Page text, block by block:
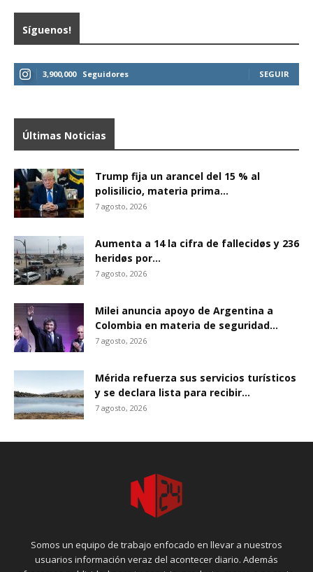
Síguenos!
3,900,000 Seguidores SEGUIR
Últimas Noticias
Trump fija un arancel del 15 % al
polisilicio, materia prima...
7 agosto, 2026
Aumenta a 14 la cifra de fallecidøs y 236
heridøs por...
7 agosto, 2026
Milei anuncia apoyo de Argentina a
Colombia en materia de seguridad...
7 agosto, 2026
Mérida refuerza sus servicios turísticos
y se declara lista para recibir...
7 agosto, 2026
Somos un equipo de trabajo enfocado en llevar a nuestros
usuarios información veraz del acontecer diario. Además